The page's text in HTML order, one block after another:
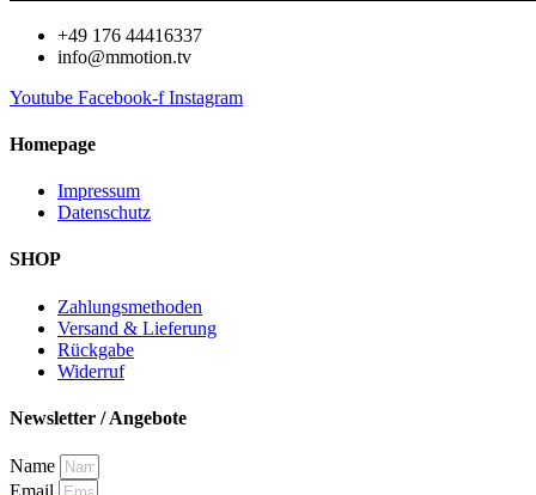
+49 176 44416337
info@mmotion.tv
Youtube Facebook-f Instagram
Homepage
Impressum
Datenschutz
SHOP
Zahlungsmethoden
Versand & Lieferung
Rückgabe
Widerruf
Newsletter / Angebote
Name